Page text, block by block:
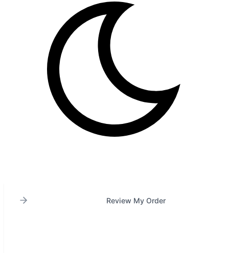
Review My Order